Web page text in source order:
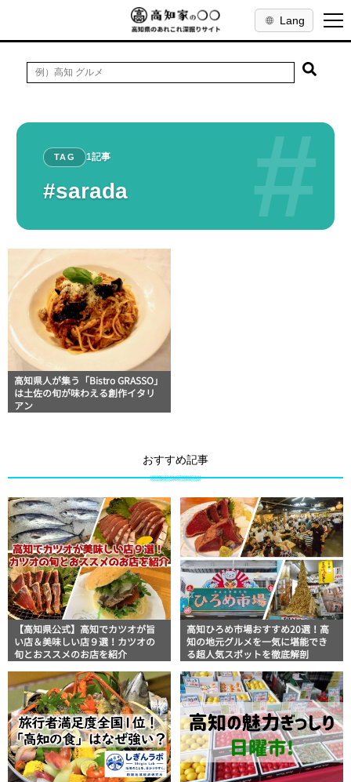
Lang
#
TAG 1記事
#sarada
高知県人が集う「Bistro GRASSO」
は土佐の旬が味わえる創作イタリ
アン
おすすめ記事
【高知県公式】高知でカツオが旨
い店＆美味しい店９選！カツオの
旬とおススメのお店を紹介
高知ひろめ市場おすすめ20選！高
知の地元グルメを一気に堪能でき
る超人気スポットを徹底解剖